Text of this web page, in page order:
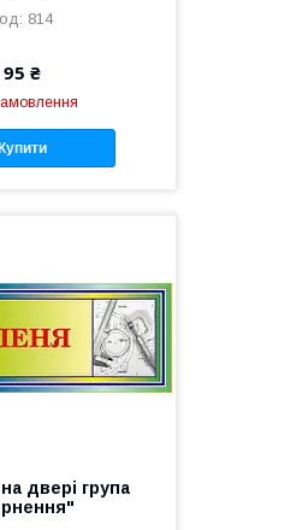
814
95 ₴
Купити
двері група